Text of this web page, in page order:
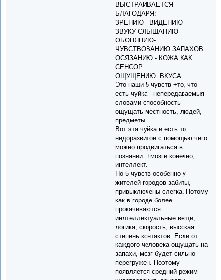
ВЫСТРАИВАЕТСЯ
БЛАГОДАРЯ:
ЗРЕНИЮ - ВИДЕНИЮ
ЗВУКУ-СЛЫШАНИЮ
ОБОНЯНИЮ-
ЧУВСТВОВАНИЮ ЗАПАХОВ
ОСЯЗАНИЮ - КОЖА КАК
СЕНСОР
ОЩУЩЕНИЮ ВКУСА
Это наши 5 чувств +то, что
есть чуйка - непередаваемыя
словами способность
ощущать местность, людей,
предметы.
Вот эта чуйка и есть то
недоразвитое с помощью чего
можно продвигаться в
познании. +мозги конечно,
интеллект.
Но 5 чувств особенно у
жителей городов забиты,
привыключены слегка. Потому
как в городе более
прокачиваются
инлтеллектуальные вещи,
логика, скорость, высокая
степень контактов. Если от
каждого человека ощущать на
запахи, мозг будет сильно
перегружен. Поэтому
появляется средний режим